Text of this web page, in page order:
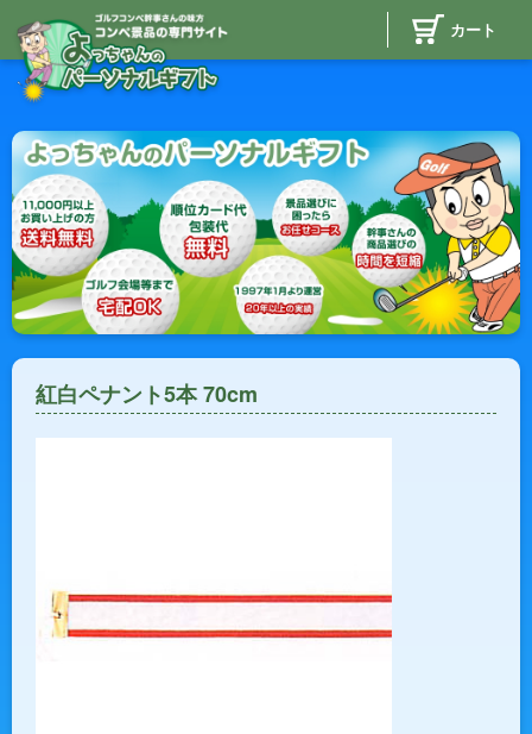
カート
紅白ペナント5本 70cm